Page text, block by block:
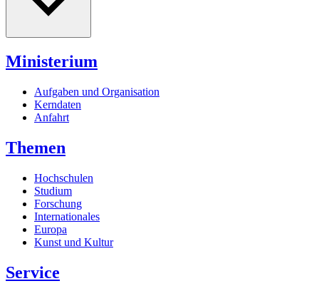
Ministerium
Aufgaben und Organisation
Kerndaten
Anfahrt
Themen
Hochschulen
Studium
Forschung
Internationales
Europa
Kunst und Kultur
Service